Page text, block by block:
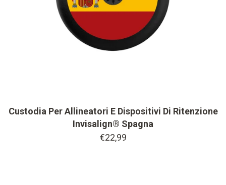
Custodia Per Allineatori E Dispositivi Di Ritenzione
Invisalign® Spagna
€22,99